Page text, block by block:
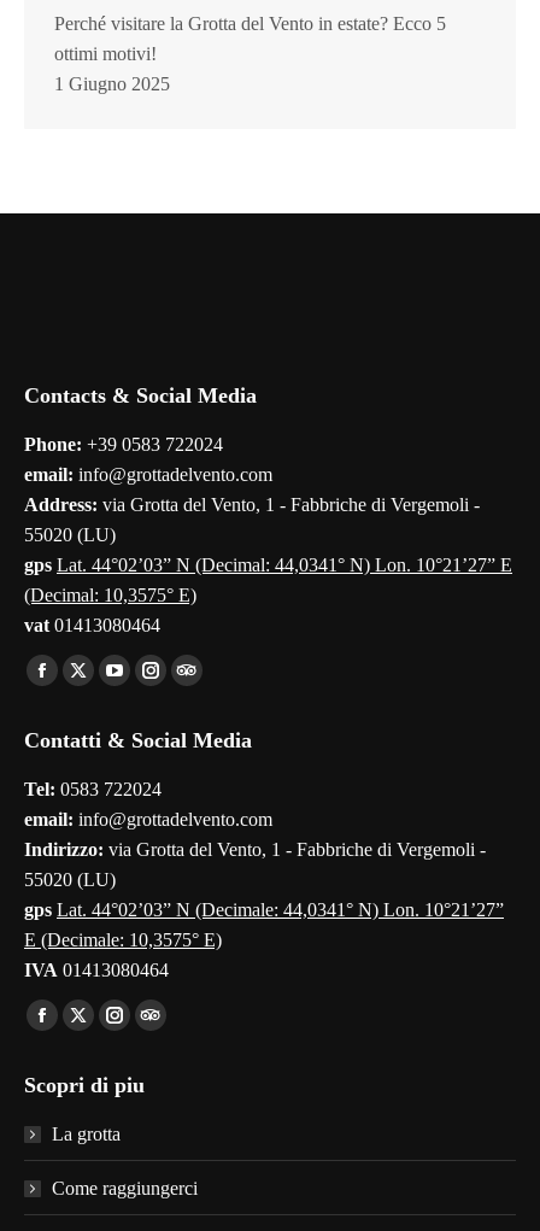
Perché visitare la Grotta del Vento in estate? Ecco 5
ottimi motivi!
1 Giugno 2025
Contacts & Social Media
Phone: +39 0583 722024
email: info@grottadelvento.com
Address: via Grotta del Vento, 1 - Fabbriche di Vergemoli -
55020 (LU)
gps Lat. 44°02’03” N (Decimal: 44,0341° N) Lon. 10°21’27” E
(Decimal: 10,3575° E)
vat 01413080464
Find us on:
Facebook
opens
in
new
window
X
opens
in
new
window
YouTube
opens
in
new
window
Instagram
opens
in
new
window
TripAdvisor
opens
new
window
Contatti & Social Media
Tel: 0583 722024
email: info@grottadelvento.com
Indirizzo: via Grotta del Vento, 1 - Fabbriche di Vergemoli -
55020 (LU)
gps Lat. 44°02’03” N (Decimale: 44,0341° N) Lon. 10°21’27”
E (Decimale: 10,3575° E)
IVA 01413080464
Find us on:
Facebook
opens
in
window
X
opens
window
Instagram
opens
window
TripAdvisor
window
Scopri di piu
La grotta
Come raggiungerci